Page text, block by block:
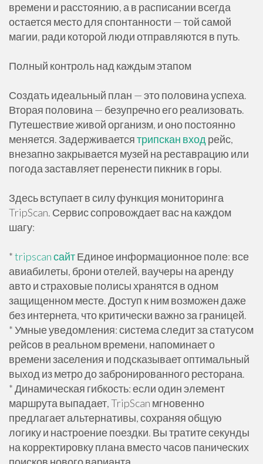
времени и расстоянию, а в расписании всегда
остается место для спонтанности — той самой
магии, ради которой люди отправляются в путь.
Полный контроль над каждым этапом
Создать идеальный план — это половина успеха.
Вторая половина — безупречно его реализовать.
Путешествие живой организм, и оно постоянно
меняется. Задерживаетсятрипскан вход рейс,
внезапно закрывается музей на реставрацию или
погода заставляет перенести пикник в горы.
Здесь вступает в силу функция мониторинга
TripScan. Сервис сопровождает вас на каждом
шагу:
*tripscan сайтЕдиное информационное поле: все
авиабилеты, брони отелей, ваучеры на аренду
авто и страховые полисы хранятся в одном
защищенном месте. Доступ к ним возможен даже
без интернета, что критически важно за границей.
* Умные уведомления: система следит за статусом
рейсов в реальном времени, напоминает о
времени заселения и подсказывает оптимальный
выход из метро до забронированного ресторана.
* Динамическая гибкость: если один элемент
маршрута выпадает, TripScan мгновенно
предлагает альтернативы, сохраняя общую
логику и настроение поездки. Вы тратите секунды
на корректировку плана вместо часов панических